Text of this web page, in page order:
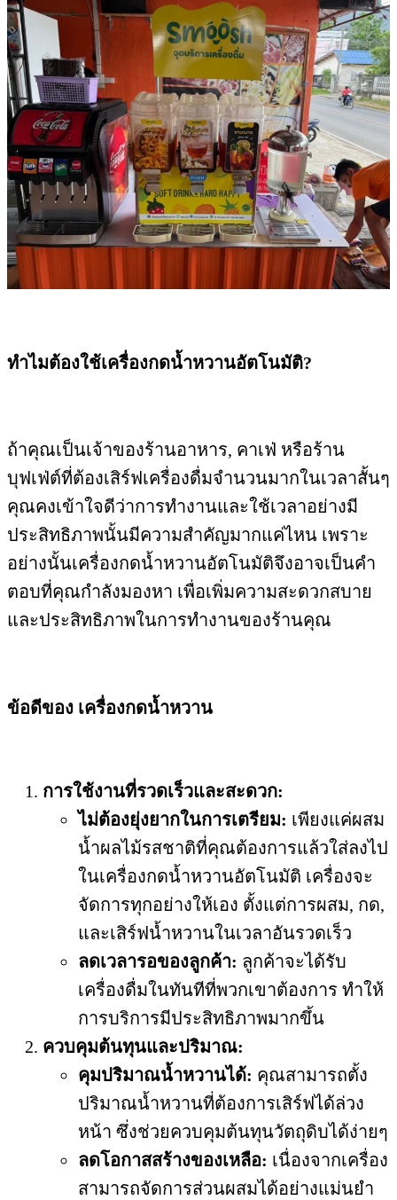
ทำไมต้องใช้เครื่องกดน้ำหวานอัตโนมัติ?
ถ้าคุณเป็นเจ้าของร้านอาหาร, คาเฟ่ หรือร้าน
บุฟเฟ่ต์ที่ต้องเสิร์ฟเครื่องดื่มจำนวนมากในเวลาสั้นๆ
คุณคงเข้าใจดีว่าการทำงานและใช้เวลาอย่างมี
ประสิทธิภาพนั้นมีความสำคัญมากแค่ไหน เพราะ
อย่างนั้นเครื่องกดน้ำหวานอัตโนมัติจึงอาจเป็นคำ
ตอบที่คุณกำลังมองหา เพื่อเพิ่มความสะดวกสบาย
และประสิทธิภาพในการทำงานของร้านคุณ
ข้อดีของ เครื่องกดน้ำหวาน
การใช้งานที่รวดเร็วและสะดวก:
ไม่ต้องยุ่งยากในการเตรียม: เพียงแค่ผสม
น้ำผลไม้รสชาติที่คุณต้องการแล้วใส่ลงไป
ในเครื่องกดน้ำหวานอัตโนมัติ เครื่องจะ
จัดการทุกอย่างให้เอง ตั้งแต่การผสม, กด,
และเสิร์ฟน้ำหวานในเวลาอันรวดเร็ว
ลดเวลารอของลูกค้า: ลูกค้าจะได้รับ
เครื่องดื่มในทันทีที่พวกเขาต้องการ ทำให้
การบริการมีประสิทธิภาพมากขึ้น
ควบคุมต้นทุนและปริมาณ:
คุมปริมาณน้ำหวานได้: คุณสามารถตั้ง
ปริมาณน้ำหวานที่ต้องการเสิร์ฟได้ล่วง
หน้า ซึ่งช่วยควบคุมต้นทุนวัตถุดิบได้ง่ายๆ
ลดโอกาสสร้างของเหลือ: เนื่องจากเครื่อง
สามารถจัดการส่วนผสมได้อย่างแม่นยำ